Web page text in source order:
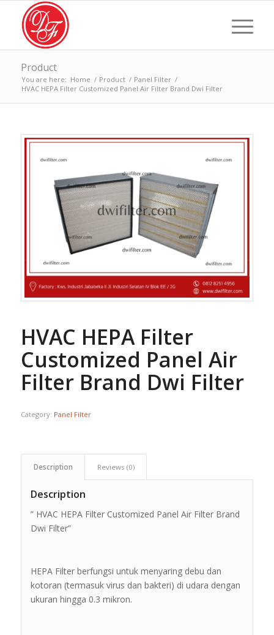
Product
You are here: Home / Product / Panel Filter /
HVAC HEPA Filter Customized Panel Air Filter Brand Dwi Filter
HVAC HEPA Filter
Customized Panel Air
Filter Brand Dwi Filter
Category: Panel Filter
Description Reviews (0)
Description
” HVAC HEPA Filter Customized Panel Air Filter Brand
Dwi Filter”
HEPA Filter berfungsi untuk menyaring debu dan
kotoran (termasuk virus dan bakteri) di udara dengan
ukuran hingga 0.3 mikron.